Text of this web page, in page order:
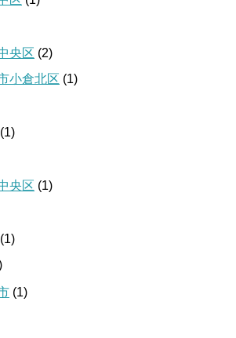
央区 (2)
小倉北区 (1)
(1)
央区 (1)
(1)
(1)